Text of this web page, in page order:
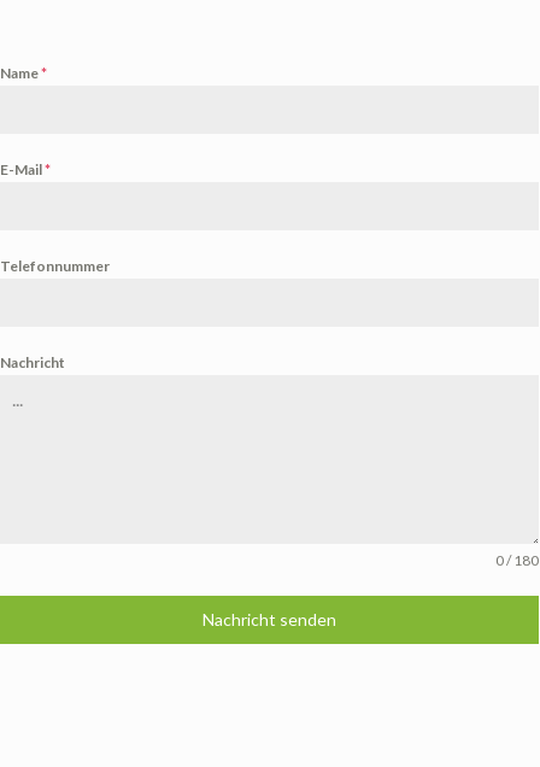
Name*
E-Mail*
Telefonnummer
Nachricht
0 / 180
Nachricht senden